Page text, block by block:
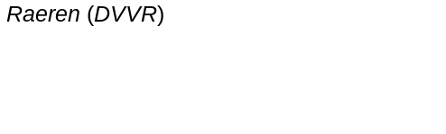
Raeren (DVVR)